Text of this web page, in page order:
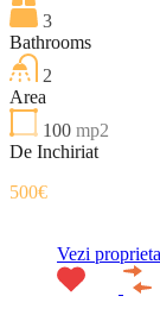
3
Bathrooms
2
Area
100 mp2
De Inchiriat
500€
Vezi